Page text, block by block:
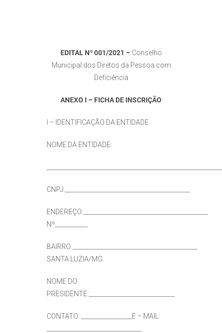
EDITAL Nº 001/2021 – Conselho
Municipal dos Diretos da Pessoa com
Deficiência
ANEXO I – FICHA DE INSCRIÇÃO
I – IDENTIFICAÇÃO DA ENTIDADE
NOME DA ENTIDADE:
CNPJ:__________________________________________
ENDEREÇO:__________________________________________
Nº___________
BAIRRO:__________________________________________
SANTA LUZIA/MG.
NOME DO
PRESIDENTE:_____________________________
CONTATO: _________________E – MAIL: